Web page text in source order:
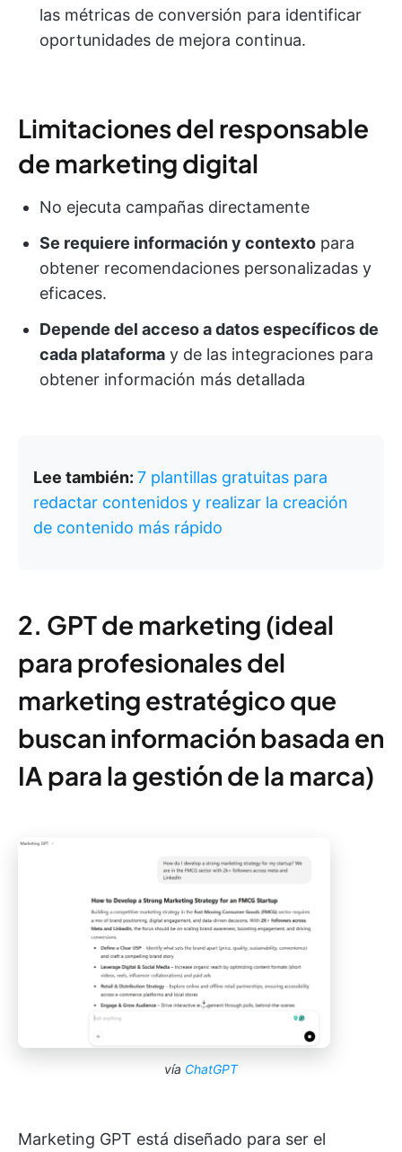
las métricas de conversión para identificar
oportunidades de mejora continua.
Limitaciones del responsable
de marketing digital
No ejecuta campañas directamente
Se requiere información y contexto para
obtener recomendaciones personalizadas y
eficaces.
Depende del acceso a datos específicos de
cada plataforma y de las integraciones para
obtener información más detallada
Lee también: 7 plantillas gratuitas para
redactar contenidos y realizar la creación
de contenido más rápido
2. GPT de marketing (ideal
para profesionales del
marketing estratégico que
buscan información basada en
IA para la gestión de la marca)
vía ChatGPT
Marketing GPT está diseñado para ser el